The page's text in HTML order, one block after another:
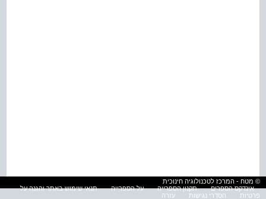
© מטח - המרכז לטכנולוגיה חינוכית
אינדקס הספרים
תקנון הספרייה על הספרייה
תנאי שימוש באתר והגנה על
פרטיות
הסדרי נגישות עזרה